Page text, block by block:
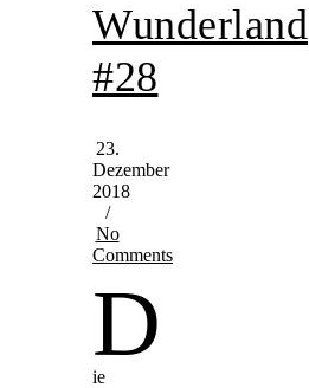
Wunderland
#28
23.
Dezember
2018
/
No
Comments
D
ie